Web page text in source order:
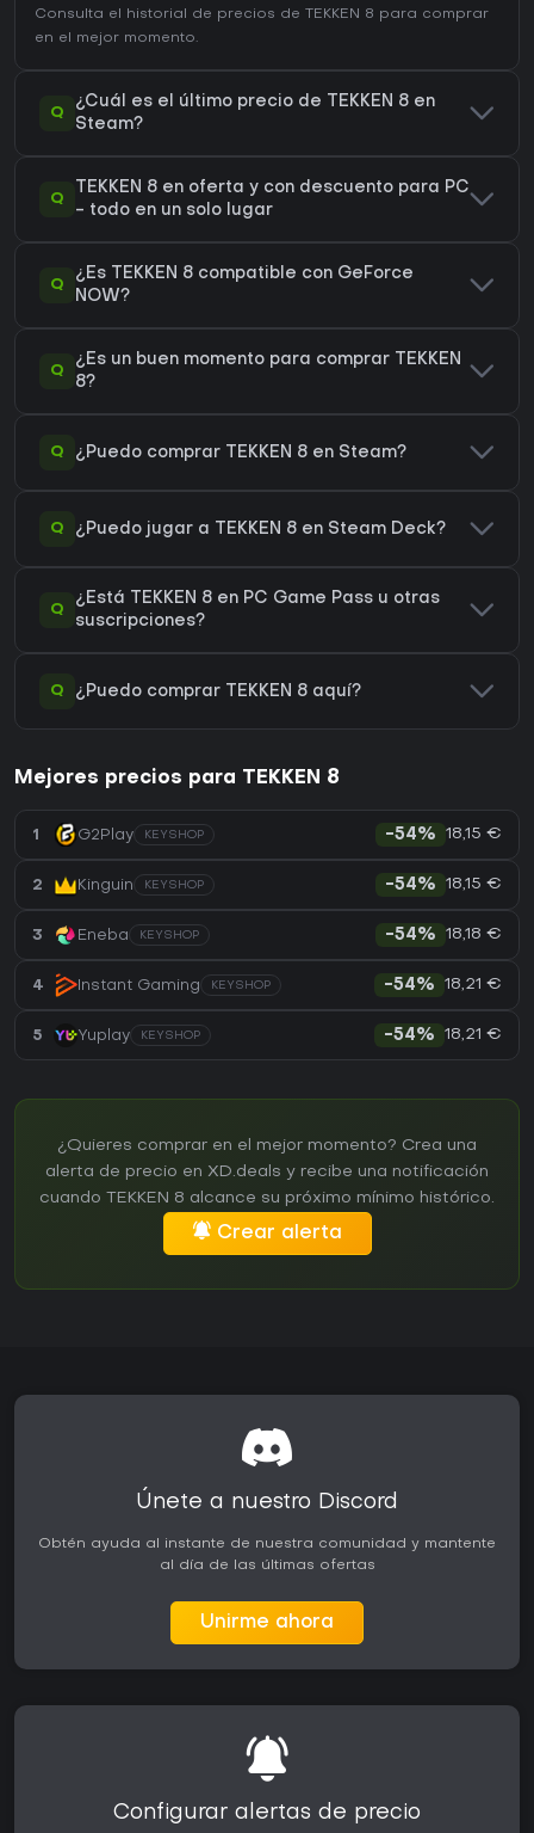
Consulta el
historial de precios de TEKKEN 8 para comprar
en el mejor momento.
Q
¿Cuál es el último precio de TEKKEN 8 en
Steam?
Q
TEKKEN 8 en oferta y con descuento para PC
- todo en un solo lugar
Q
¿Es TEKKEN 8 compatible con GeForce
NOW?
Q
¿Es un buen momento para comprar TEKKEN
8?
Q ¿Puedo comprar TEKKEN 8 en Steam?
Q ¿Puedo jugar a TEKKEN 8 en Steam Deck?
Q
¿Está TEKKEN 8 en PC Game Pass u otras
suscripciones?
Q ¿Puedo comprar TEKKEN 8 aquí?
Mejores precios para TEKKEN 8
1 G2Play KEYSHOP -54% 18,15 €
2 Kinguin KEYSHOP -54% 18,15 €
3 Eneba KEYSHOP -54% 18,18 €
4 Instant Gaming KEYSHOP -54% 18,21 €
5 Yuplay KEYSHOP -54% 18,21 €
¿Quieres comprar en el mejor momento? Crea una
alerta de precio en XD.deals y recibe una notificación
cuando TEKKEN 8 alcance su próximo mínimo histórico.
Crear alerta
Únete a nuestro Discord
Obtén ayuda al instante de nuestra comunidad y mantente
al día de las últimas ofertas
Unirme ahora
Configurar alertas de precio